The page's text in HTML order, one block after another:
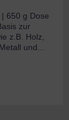
650 g Dose
zur
z.B. Holz,
und...